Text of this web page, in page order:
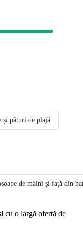
și pături de plajă
de mâini și față din
cu o largă ofertă de